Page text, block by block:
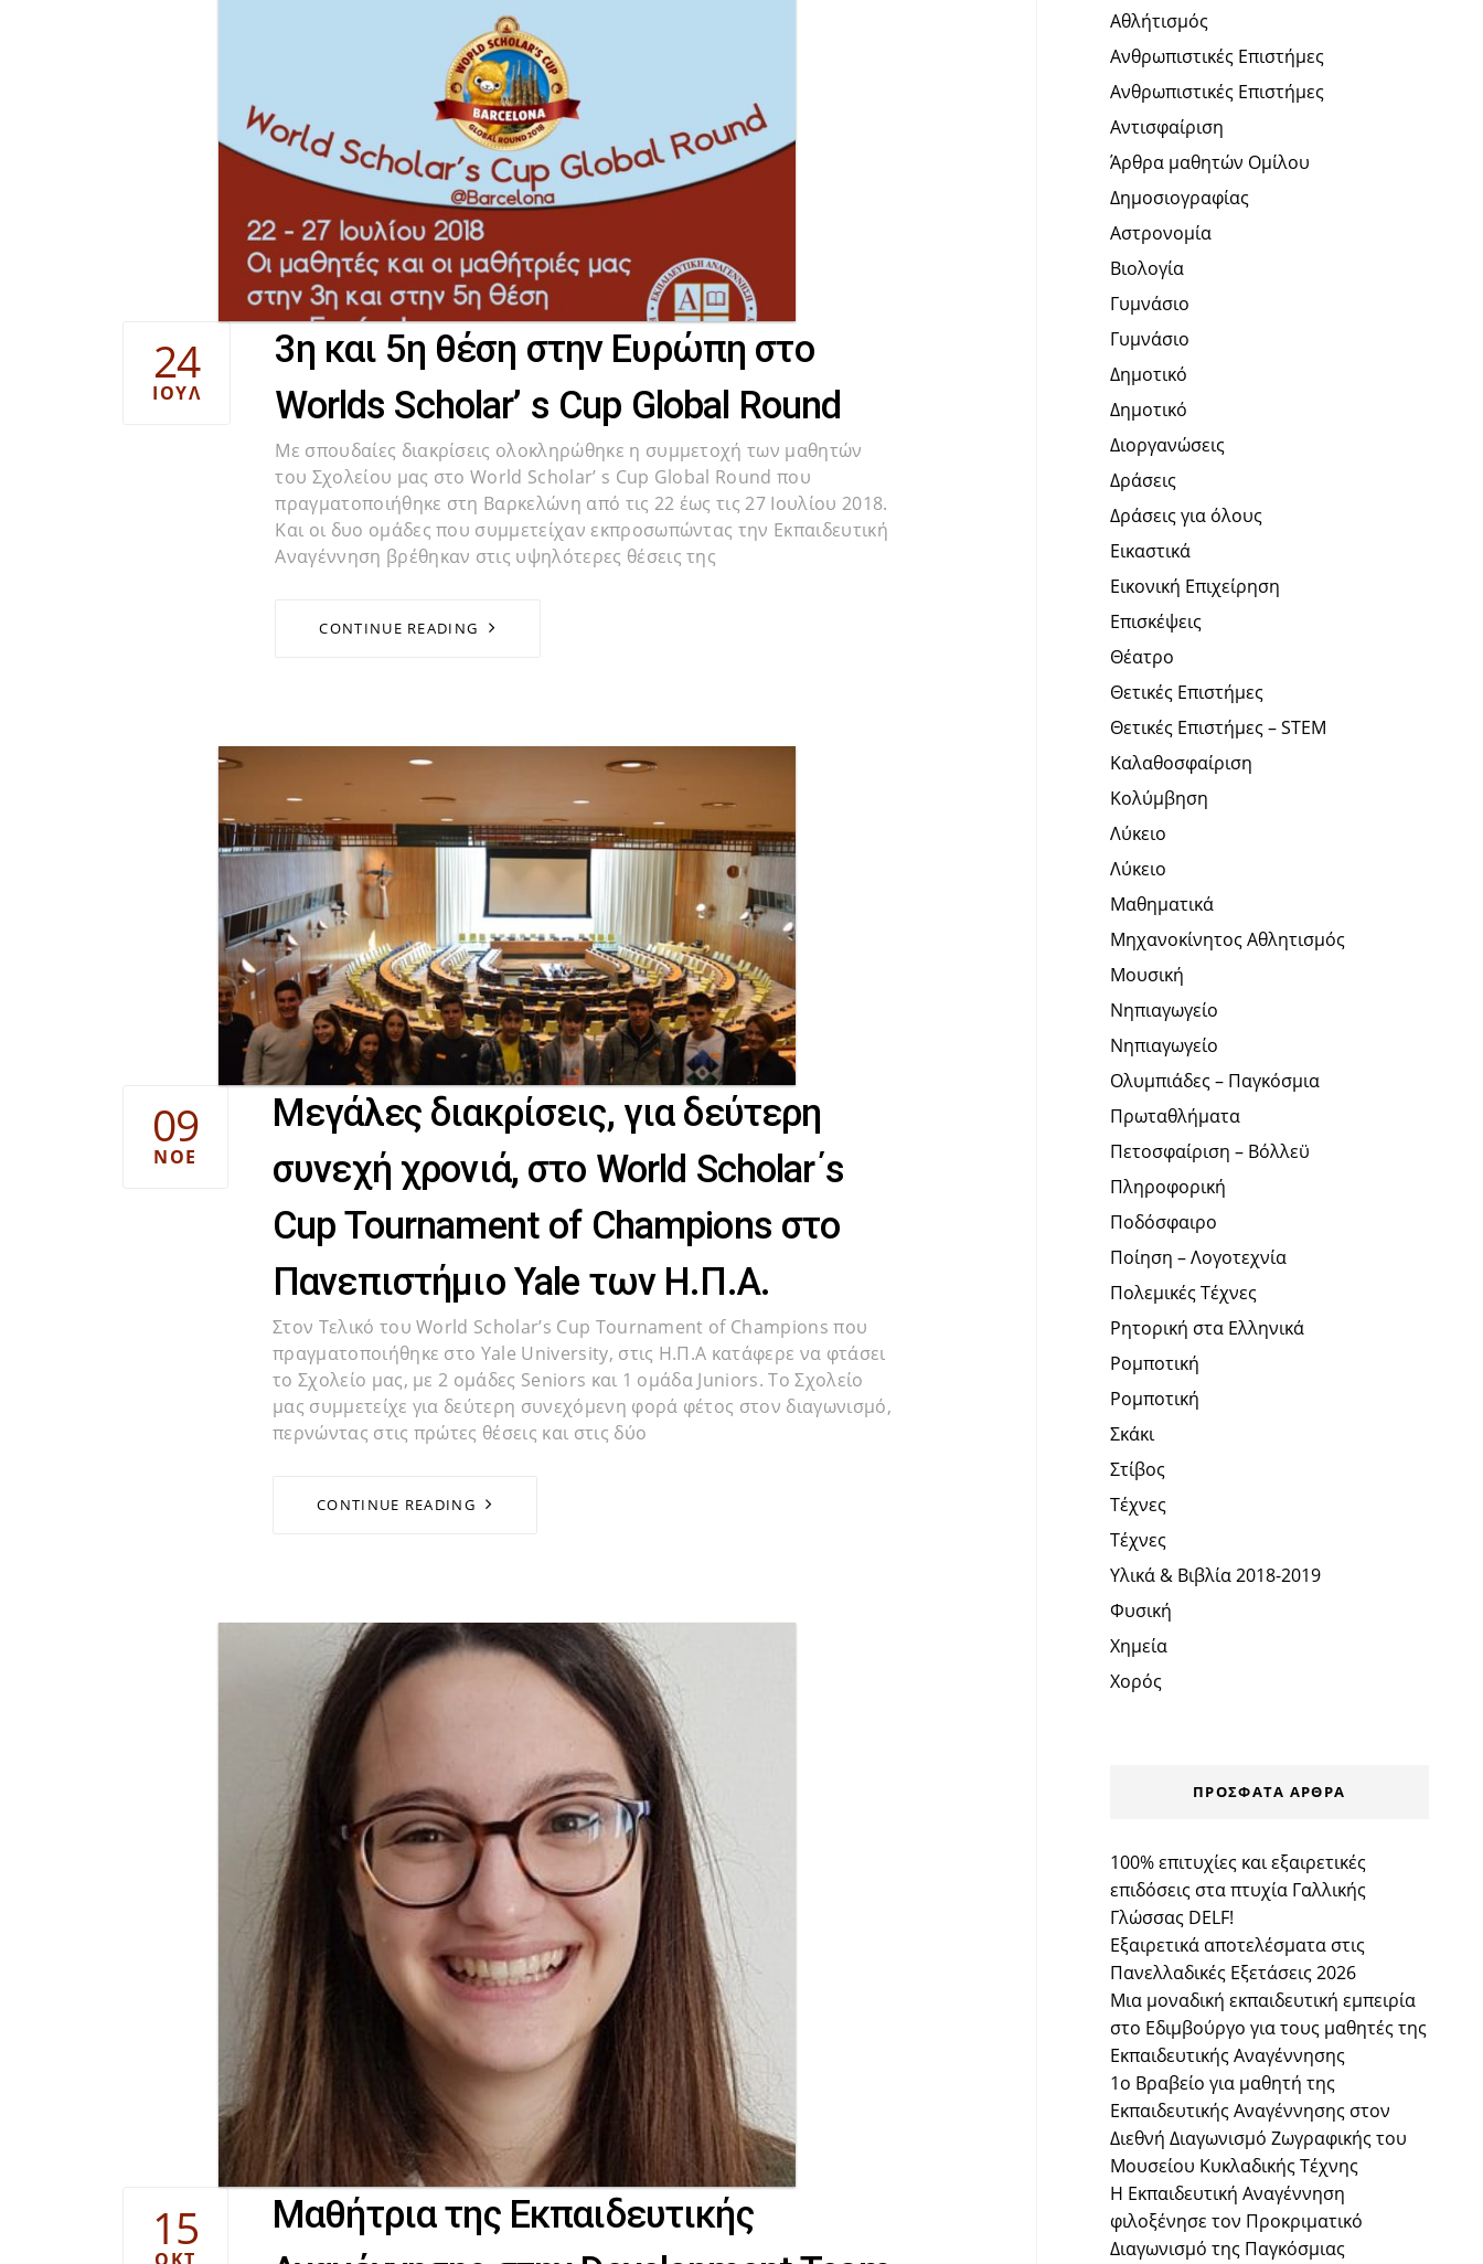
24
ΙΟΎΛ
3η και 5η θέση στην Ευρώπη στο
Worlds Scholar’ s Cup Global Round
Με σπουδαίες διακρίσεις ολοκληρώθηκε η συμμετοχή των μαθητών
του Σχολείου μας στο World Scholar’ s Cup Global Round που
πραγματοποιήθηκε στη Βαρκελώνη από τις 22 έως τις 27 Ιουλίου 2018.
Και οι δυο ομάδες που συμμετείχαν εκπροσωπώντας την Εκπαιδευτική
Αναγέννηση βρέθηκαν στις υψηλότερες θέσεις της
CONTINUE READING
09
ΝΟΈ
Μεγάλες διακρίσεις, για δεύτερη
συνεχή χρονιά, στο World Scholar΄s
Cup Tournament of Champions στο
Πανεπιστήμιο Yale των Η.Π.Α.
Στον Τελικό του World Scholar’s Cup Tournament of Champions που
πραγματοποιήθηκε στο Yale University, στις Η.Π.Α κατάφερε να φτάσει
το Σχολείο μας, με 2 ομάδες Seniors και 1 ομάδα Juniors. Το Σχολείο
μας συμμετείχε για δεύτερη συνεχόμενη φορά φέτος στον διαγωνισμό,
περνώντας στις πρώτες θέσεις και στις δύο
CONTINUE READING
15
Μαθήτρια της Εκπαιδευτικής
Αθλήτισμός
Ανθρωπιστικές Επιστήμες
Ανθρωπιστικές Επιστήμες
Αντισφαίριση
Άρθρα μαθητών Ομίλου
Δημοσιογραφίας
Αστρονομία
Βιολογία
Γυμνάσιο
Γυμνάσιο
Δημοτικό
Δημοτικό
Διοργανώσεις
Δράσεις
Δράσεις για όλους
Εικαστικά
Εικονική Επιχείρηση
Επισκέψεις
Θέατρο
Θετικές Επιστήμες
Θετικές Επιστήμες – STEM
Καλαθοσφαίριση
Κολύμβηση
Λύκειο
Λύκειο
Μαθηματικά
Μηχανοκίνητος Αθλητισμός
Μουσική
Νηπιαγωγείο
Νηπιαγωγείο
Ολυμπιάδες – Παγκόσμια
Πρωταθλήματα
Πετοσφαίριση – Βόλλεϋ
Πληροφορική
Ποδόσφαιρο
Ποίηση – Λογοτεχνία
Πολεμικές Τέχνες
Ρητορική στα Ελληνικά
Ρομποτική
Ρομποτική
Σκάκι
Στίβος
Τέχνες
Τέχνες
Υλικά & Βιβλία 2018-2019
Φυσική
Χημεία
Χορός
ΠΡΌΣΦΑΤΑ ΆΡΘΡΑ
100% επιτυχίες και εξαιρετικές
επιδόσεις στα πτυχία Γαλλικής
Γλώσσας DELF!
Εξαιρετικά αποτελέσματα στις
Πανελλαδικές Εξετάσεις 2026
Μια μοναδική εκπαιδευτική εμπειρία
στο Εδιμβούργο για τους μαθητές της
Εκπαιδευτικής Αναγέννησης
1ο Βραβείο για μαθητή της
Εκπαιδευτικής Αναγέννησης στον
Διεθνή Διαγωνισμό Ζωγραφικής του
Μουσείου Κυκλαδικής Τέχνης
Η Εκπαιδευτική Αναγέννηση
φιλοξένησε τον Προκριματικό
Διαγωνισμό της Παγκόσμιας